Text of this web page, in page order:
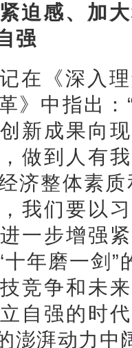
迫感、加
强
在《深入
》中指出
新成果向
做到人有
济整体素
我们要以
一步增强
年磨一剑”
竞争和未
自强的时
澎湃动力中